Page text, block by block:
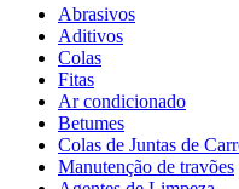
Abrasivos
Aditivos
Colas
Fitas
Ar condicionado
Betumes
Colas de Juntas de
Manutenção de travões